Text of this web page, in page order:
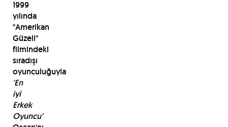
1999
yılında
"Amerikan
Güzeli"
filmindeki
sıradışı
oyunculuğuyla
'En
iyi
Erkek
Oyuncu'